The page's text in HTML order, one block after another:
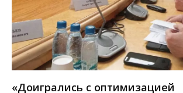
«Доигрались с оптимизацией